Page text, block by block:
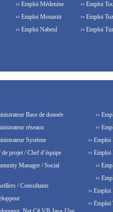
›› Emploi Médenine
›› Emploi Monastir
›› Emploi Nabeul
›› Emploi
›› Emploi
›› Emploi
Base de donnée
réseaux
Système
de projet / Chef d’équipe
Manager / Social
/ Consultants
››
››
››
››
››
››
››
›› Emploi